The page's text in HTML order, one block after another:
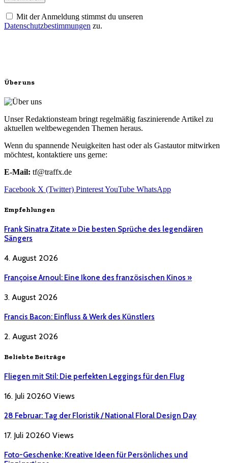
Mit der Anmeldung stimmst du unseren
Datenschutzbestimmungen zu.
Über uns
Unser Redaktionsteam bringt regelmäßig faszinierende Artikel zu
aktuellen weltbewegenden Themen heraus.
Wenn du spannende Neuigkeiten hast oder als Gastautor mitwirken
möchtest, kontaktiere uns gerne:
E-Mail: tf@traffx.de
Facebook X (Twitter) PinterestYouTube WhatsApp
Empfehlungen
Frank Sinatra Zitate » Die besten Sprüche des legendären
Sängers
4. August 2026
Françoise Arnoul: Eine Ikone des französischen Kinos »
3. August 2026
Francis Bacon: Einfluss & Werk des Künstlers
2. August 2026
Beliebte Beiträge
Fliegen mit Stil: Die perfekten Leggings für den Flug
16. Juli 20260 Views
28 Februar: Tag der Floristik / National Floral Design Day
17. Juli 20260 Views
Foto-Geschenke: Kreative Ideen für Persönliches und